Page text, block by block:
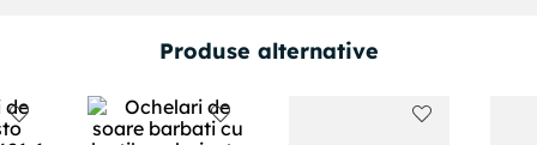
Produse alternative